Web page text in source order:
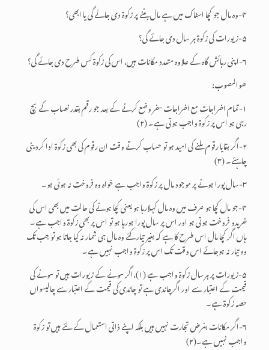
۴-وہ مال جو کچا اسٹاک میں ہے مال بننے پر زکوۃ دی جائے گی یا ابھی؟
۵-زیورات کی زکوۃ ہر سال دی جائے گی؟
۶-اپنی رہائش گاہ کے علاوہ متعدد مکانات ہیں، اس کی زکوۃ کس طرح دی جائے گی؟
ھــوالـمـصـــوب:
۱-تمام اخراجات مع اخراجات سفر وضع کرنے کے بعد جو رقم بقدر نصاب کے بچ
رہی ہو اس پر زکوۃ واجب ہوتی ہے۔ (۲)
۲-اگر بقایا رقوم ملنے کی امید ہو تو حساب کرتے وقت ان رقوم کی بھی زکوۃ ادا کردینی
چاہئے۔ (۳)
۳-سال پورا ہونے پر موجود مال پر زکوۃ واجب ہے خواہ وہ فروخت نہ ہوئی ہو۔
۴-جو مال کچا ہو عرف میں وہ مال کہلارہا ہو یعنی کچا ہونے کی حالت میں بھی اس کی
خریدو فروخت ہوتی ہو اور اس پر سال پورا ہورہا ہو تو اس پر بھی زکوۃ واجب ہے۔
ہاں اگر کچا مال اس طرح کا ہے کہ بغیر تیار کئے وہ مال ہی شمار نہ کیا جاتا ہو تو جب تک
وہ تیار نہ ہوجائے اس وقت تک اس پر زکوۃ واجب نہیں ہے۔
۵-زیورات پر ہرسال زکوۃ واجب ہے (۱)،اگر سونے کے زیورات ہیں تو سونے کی
قیمت کے اعتبار سے اور اگرچاندی ہے تو چاندی کی قیمت کے اعتبار سے چالیسواں
حصہ زکوۃ ہے۔
۶-اگر مکانات بغرض تجارت نہیں ہیں بلکہ اپنے ذاتی استعمال کے لئے ہیں تو زکوۃ
واجب نہیں ہے۔(۲)